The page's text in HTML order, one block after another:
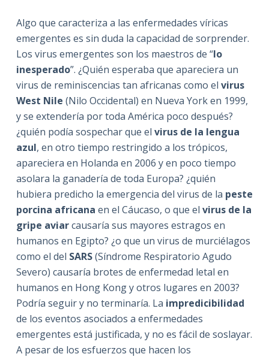
Algo que caracteriza a las enfermedades víricas
emergentes es sin duda la capacidad de sorprender.
Los virus emergentes son los maestros de “lo
inesperado”. ¿Quién esperaba que apareciera un
virus de reminiscencias tan africanas como el virus
West Nile (Nilo Occidental) en Nueva York en 1999,
y se extendería por toda América poco después?
¿quién podía sospechar que el virus de la lengua
azul, en otro tiempo restringido a los trópicos,
apareciera en Holanda en 2006 y en poco tiempo
asolara la ganadería de toda Europa? ¿quién
hubiera predicho la emergencia del virus de la peste
porcina africana en el Cáucaso, o que el virus de la
gripe aviarcausaría sus mayores estragos en
humanos en Egipto? ¿o que un virus de murciélagos
como el del SARS(Síndrome Respiratorio Agudo
Severo) causaría brotes de enfermedad letal en
humanos en Hong Kong y otros lugares en 2003?
Podría seguir y no terminaría. La impredicibilidad
de los eventos asociados a enfermedades
emergentes está justificada, y no es fácil de soslayar.
A pesar de los esfuerzos que hacen los